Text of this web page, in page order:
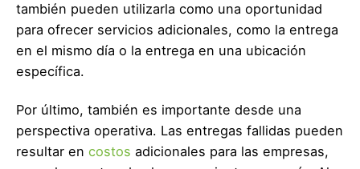
también pueden utilizarla como una oportunidad
para ofrecer servicios adicionales, como la entrega
en el mismo día o la entrega en una ubicación
específica.
Por último, también es importante desde una
perspectiva operativa. Las entregas fallidas pueden
resultar en costos adicionales para las empresas,